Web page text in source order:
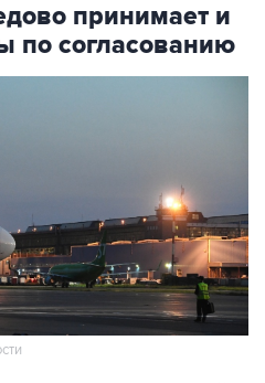
принимает и
по согласованию